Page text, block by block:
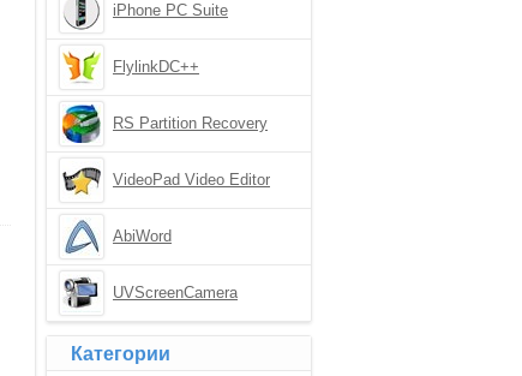
iPhone PC Suite
FlylinkDC++
RS Partition Recovery
VideoPad Video Editor
AbiWord
UVScreenCamera
Категории